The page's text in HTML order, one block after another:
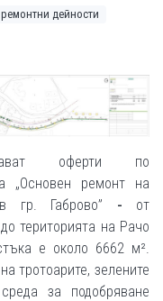
ремонтни дейности
оферти по
„Основен ремонт на
гр. Габрово” - от
територията на Рачо
е около 6662 м².
тротоарите, зелените
за подобряване